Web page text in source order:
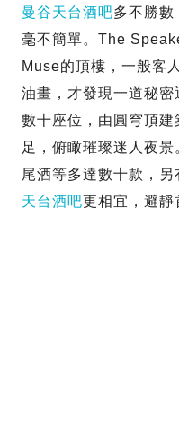
曼谷天台酒吧多不勝數
毫不簡單。The
Muse的頂樓，一般客
油畫，才發現一道秘
數十座位，由圓穹頂
足，俯瞰璀璨迷人夜
尾酒等多達數十款，
天台酒吧更相宜，避靜